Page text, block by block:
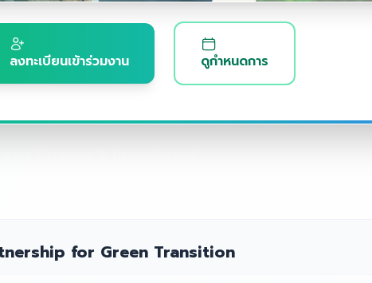
for Green Transition
ลงทะเบียนเข้าร่วมงาน ดูกำหนดการ